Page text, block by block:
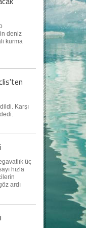
deniz
kurma
Karşı
üç
hızla
ardı